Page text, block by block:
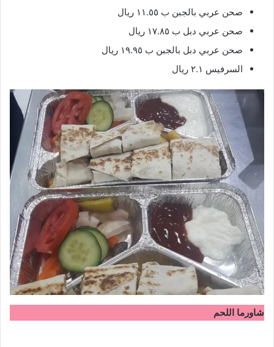
صحن عربي بالجبن ب ١١.٥٥ ريال
صحن عربي دبل ب ١٧.٨٥ ريال
صحن عربي دبل بالجبن ب ١٩.٩٥ ريال
السرفيس ٢.١ ريال
شاورما اللحم